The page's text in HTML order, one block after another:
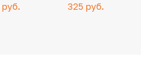
325 руб.